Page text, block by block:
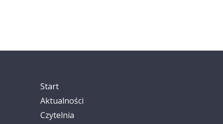
Start
Aktualności
Czytelnia